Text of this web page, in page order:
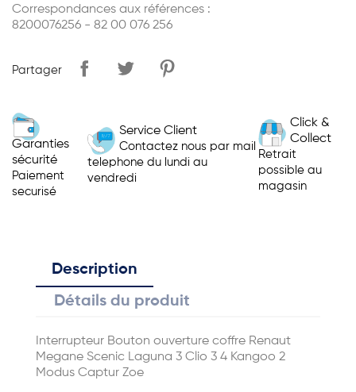
Correspondances aux références :
8200076256 - 82 00 076 256
Partager
Garanties
sécurité
Paiement
securisé
Service Client
Contactez nous par mail
telephone du lundi au
vendredi
Click &
Collect
Retrait
possible au
magasin
Description
Détails du produit
Interrupteur Bouton ouverture coffre Renaut
Megane Scenic Laguna 3 Clio 3 4 Kangoo 2
Modus Captur Zoe